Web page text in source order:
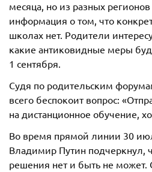
месяца, но из разных регионов
информация о том, что
школах нет. Родители
какие антиковидные меры
1 сентября.
Судя по родительским
всего беспокоит вопрос:
на дистанционное обучение,
Во время прямой линии 30
Владимир Путин подчеркнул,
решения нет и быть не может.